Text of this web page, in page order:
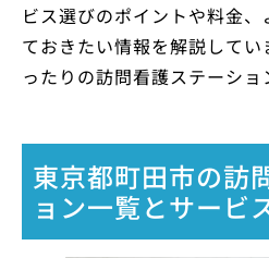
ビス選びのポイントや料金
ておきたい情報を解説して
ったりの訪問看護ステーショ
東京都町田市の訪
ョン一覧とサービ